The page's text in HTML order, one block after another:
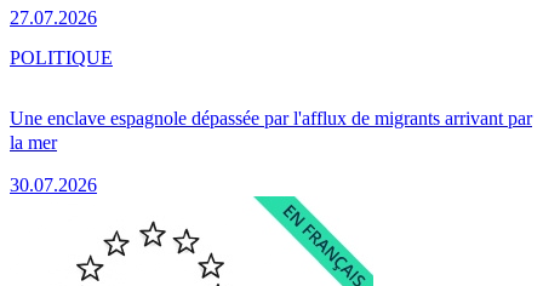
27.07.2026
Une enclave espagnole dépassée par l'afflux de migrants arrivant par
la mer
30.07.2026
POLITIQUE